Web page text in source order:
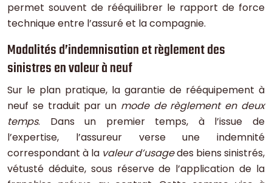
permet souvent de rééquilibrer le rapport de force
technique entre l’assuré et la compagnie.
Modalités d’indemnisation et règlement des
sinistres en valeur à neuf
Sur le plan pratique, la garantie de rééquipement à
neuf se traduit par un mode de règlement en deux
temps. Dans un premier temps, à l’issue de
l’expertise, l’assureur verse une indemnité
correspondant à la valeur d’usagedes biens sinistrés,
vétusté déduite, sous réserve de l’application de la